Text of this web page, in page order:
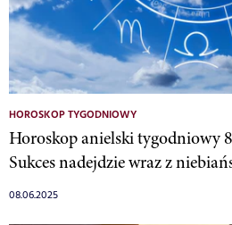
HOROSKOP TYGODNIOWY
Horoskop anielski tygodniowy
Sukces nadejdzie wraz z
08.06.2025